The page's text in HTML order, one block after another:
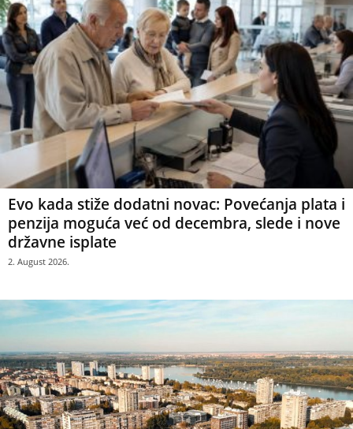
Evo kada stiže dodatni novac: Povećanja plata i
penzija moguća već od decembra, slede i nove
državne isplate
2. August 2026.